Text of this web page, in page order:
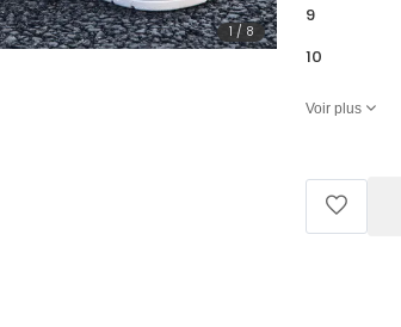
1 / 8
9
10
Voir plus